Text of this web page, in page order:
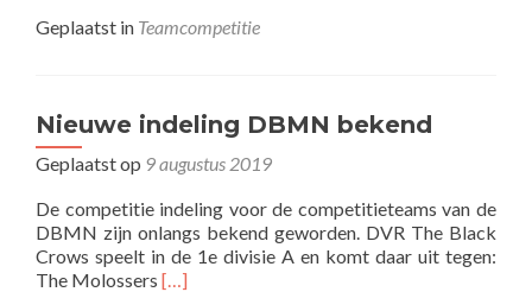
Geplaatst in Teamcompetitie
Nieuwe indeling DBMN bekend
Geplaatst op 9 augustus 2019
De competitie indeling voor de competitieteams van de
DBMN zijn onlangs bekend geworden. DVR The Black
Crows speelt in de 1e divisie A en komt daar uit tegen:
The Molossers Lees
[…]